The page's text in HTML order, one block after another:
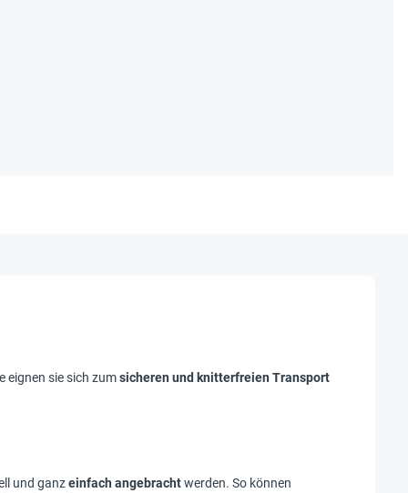
eignen sie sich zumsicheren und knitterfreien Transport
und ganzeinfach angebrachtwerden. So können